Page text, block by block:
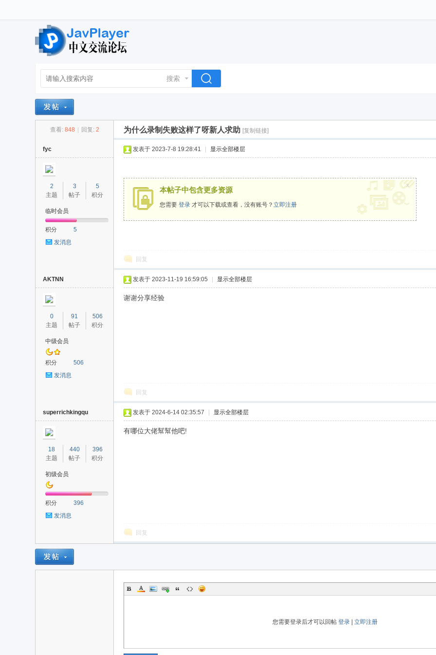
搜索
查看: 848 回复: 2 为什么录制失败这样了呀新人求助 [复制链接]
fyc
2
主题
3
帖子
5
积分
临时会员
积分
5
发消息
发表于 2023-7-8 19:28:41 显示全部楼层
本帖子中包含更多资源
您需要 登录 才可以下载或查看，没有账号？ 立即注册
x
回复
AKTNN
0
主题
91
帖子
506
积分
中级会员
积分
506
发消息
发表于 2023-11-19 16:59:05 显示全部楼层
谢谢分享经验
回复
superrichkingqu
18
主题
440
帖子
396
积分
初级会员
积分
396
发消息
发表于 2024-6-14 02:35:57 显示全部楼层
有哪位大佬幫幫他吧!
回复
您需要登录后才可以回帖 登录| 立即注册